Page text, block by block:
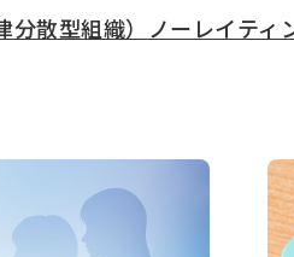
散型組織） ノーレイティ